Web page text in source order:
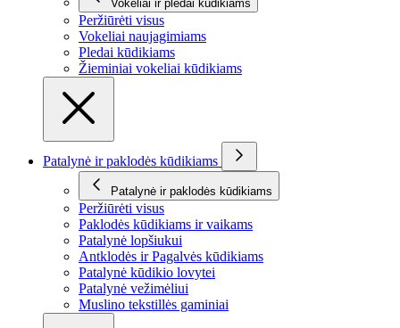
Vokeliai ir pledai kūdikiams
Peržiūrėti visus
Vokeliai naujagimiams
Pledai kūdikiams
Žieminiai vokeliai kūdikiams
Patalynė ir paklodės kūdikiams
Patalynė ir paklodės kūdikiams
Peržiūrėti visus
Paklodės kūdikiams ir vaikams
Patalynė lopšiukui
Antklodės ir Pagalvės kūdikiams
Patalynė kūdikio lovytei
Patalynė vežimėliui
Muslino tekstillės gaminiai